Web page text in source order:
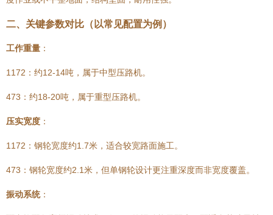
二、关键参数对比（以常见配置为例）
工作重量 ：
1172：约12-14吨，属于中型压路机。
473：约18-20吨，属于重型压路机。
压实宽度 ：
1172：钢轮宽度约1.7米，适合较宽路面施工。
473：钢轮宽度约2.1米，但单钢轮设计更注重深度而非宽度覆盖。
振动系统：